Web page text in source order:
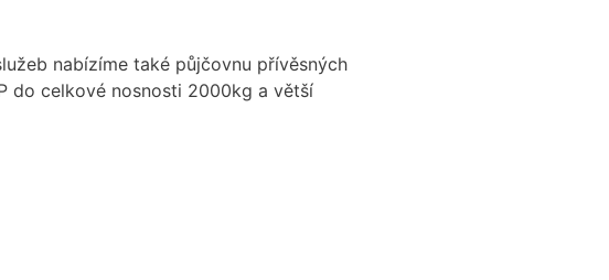
nabízíme také půjčovnu přívěsných
do celkové nosnosti 2000kg a větší